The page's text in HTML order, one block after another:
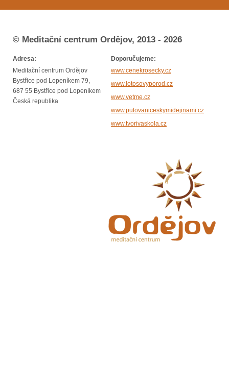
© Meditační centrum Ordějov, 2013 - 2026
Adresa:
Meditační centrum Ordějov
Bystřice pod Lopeníkem 79,
687 55 Bystřice pod Lopeníkem
Česká republika
Doporučujeme:
www.cenekrosecky.cz
www.lotosovyporod.cz
www.vetme.cz
www.putovaniceskymidejinami.cz
www.tvorivaskola.cz